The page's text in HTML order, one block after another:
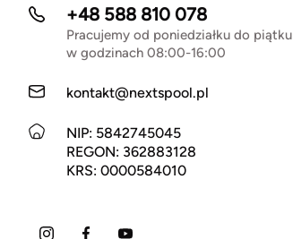
+48 588 810 078
Pracujemy od poniedziałku do piątku
w godzinach 08:00-16:00
kontakt@nextspool.pl
NIP: 5842745045
REGON: 362883128
KRS: 0000584010